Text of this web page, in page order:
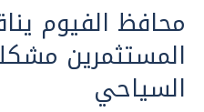
محافظ الفيوم
المستثمرين
السياحي